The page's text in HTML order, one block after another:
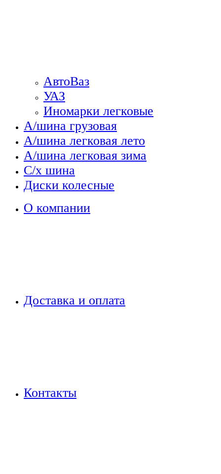
АвтоВаз
УАЗ
Иномарки легковые
А/шина грузовая
А/шина легковая лето
А/шина легковая зима
С/х шина
Диски колесные
О компании
Доставка и оплата
Контакты